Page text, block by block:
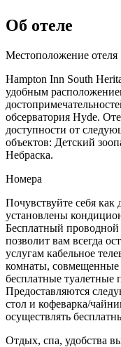
Об отеле
Местоположение отеля
Hampton Inn South
удобным
обсерватория Hyde.
доступности от
объектов: Детский
Небраска.
Номера
Почувствуйте себя
установлены
Бесплатный проводной
позволит вам всегда
услугам кабельное
комнаты, совмещенные
бесплатные туалетные
Предоставляются
стол и кофеварка/
осуществлять
Отдых, спа, удобства